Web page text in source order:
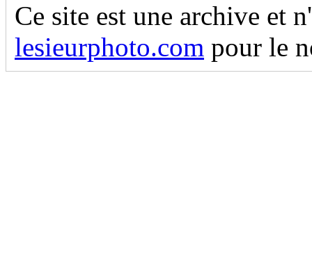
Ce site est une archive et
lesieurphoto.com pour le